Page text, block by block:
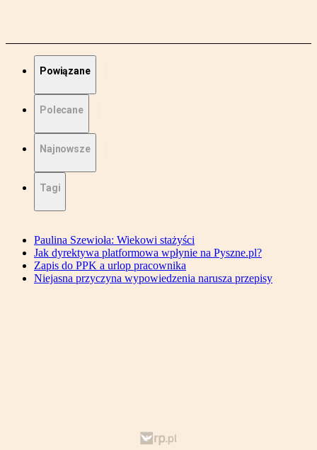
Powiązane
Polecane
Najnowsze
Tagi
Paulina Szewioła: Wiekowi stażyści
Jak dyrektywa platformowa wpłynie na Pyszne.pl?
Zapis do PPK a urlop pracownika
Niejasna przyczyna wypowiedzenia narusza przepisy